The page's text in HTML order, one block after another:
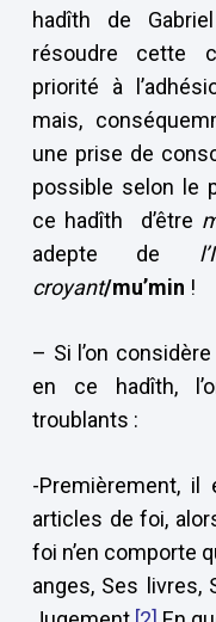
hadîth de
résoudre cette
priorité à
mais,
une prise de
possible selon le
ce hadîth d’être
adepte de
croyant/mu’min !
– Si l’on
en ce hadîth,
troublants :
-Premièrement,
articles de foi,
foi n’en comporte
anges, Ses livres,